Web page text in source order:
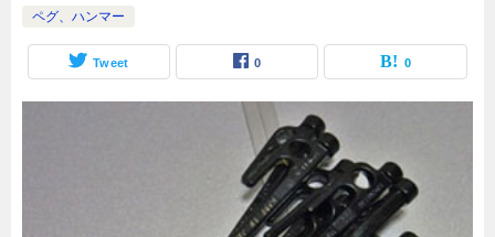
ペグ、ハンマー
Tweet 0 0